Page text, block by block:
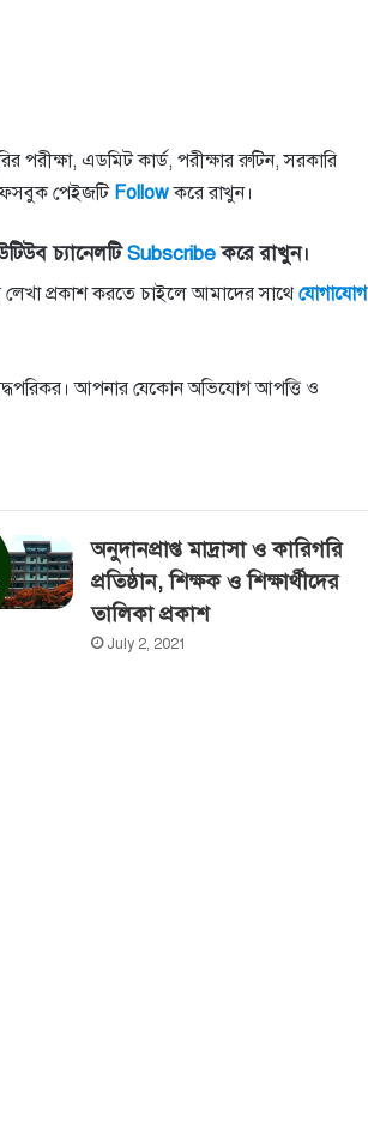
পরীক্ষা, এডমিট কার্ড, পরীক্ষার রুটিন, সরকারি
ফেসবুক পেইজটি Followকরে রাখুন।
চ্যানেলটিSubscribeকরে রাখুন।
লেখা প্রকাশ করতে চাইলে আমাদের সাথে যোগাযোগ
আপনার যেকোন অভিযোগ আপত্তি ও
অনুদানপ্রাপ্ত মাদ্রাসা ও কারিগরি
প্রতিষ্ঠান, শিক্ষক ও শিক্ষার্থীদের
তালিকা প্রকাশ
July 2, 2021